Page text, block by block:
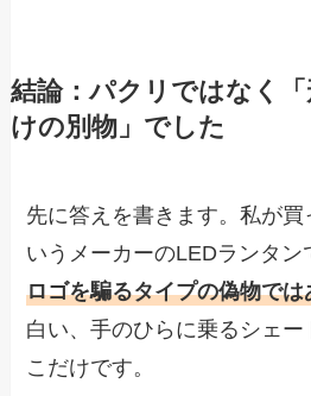
結論：パクリではなく
けの別物」でした
先に答えを書きます。私が買
いうメーカーのLEDランタン
ロゴを騙るタイプの偽物では
白い、手のひらに乗るシェ
こだけです。